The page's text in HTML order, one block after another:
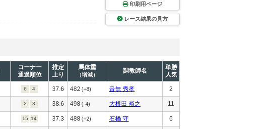
印刷用ページ
レース結果の見方
コーナー
通過順位
推定
上り
馬体重
（増減）
調教師名
単勝
人気
6 4 37.6 482 (+8) 音無 秀孝 2
2 3 38.6 498 (-4) 大根田 裕之 11
15 14 37.3 488(+2) 石橋 守 6